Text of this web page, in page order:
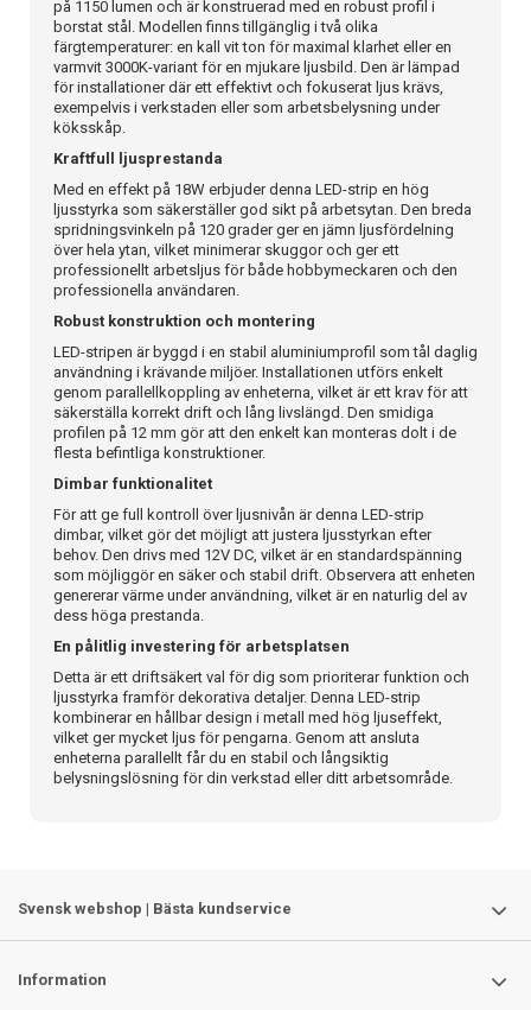
på 1150 lumen och är konstruerad med en robust profil i
borstat stål. Modellen finns tillgänglig i två olika
färgtemperaturer: en kall vit ton för maximal klarhet eller en
varmvit 3000K-variant för en mjukare ljusbild. Den är lämpad
för installationer där ett effektivt och fokuserat ljus krävs,
exempelvis i verkstaden eller som arbetsbelysning under
köksskåp.
Kraftfull ljusprestanda
Med en effekt på 18W erbjuder denna LED-strip en hög
ljusstyrka som säkerställer god sikt på arbetsytan. Den breda
spridningsvinkeln på 120 grader ger en jämn ljusfördelning
över hela ytan, vilket minimerar skuggor och ger ett
professionellt arbetsljus för både hobbymeckaren och den
professionella användaren.
Robust konstruktion och montering
LED-stripen är byggd i en stabil aluminiumprofil som tål daglig
användning i krävande miljöer. Installationen utförs enkelt
genom parallellkoppling av enheterna, vilket är ett krav för att
säkerställa korrekt drift och lång livslängd. Den smidiga
profilen på 12 mm gör att den enkelt kan monteras dolt i de
flesta befintliga konstruktioner.
Dimbar funktionalitet
För att ge full kontroll över ljusnivån är denna LED-strip
dimbar, vilket gör det möjligt att justera ljusstyrkan efter
behov. Den drivs med 12V DC, vilket är en standardspänning
som möjliggör en säker och stabil drift. Observera att enheten
genererar värme under användning, vilket är en naturlig del av
dess höga prestanda.
En pålitlig investering för arbetsplatsen
Detta är ett driftsäkert val för dig som prioriterar funktion och
ljusstyrka framför dekorativa detaljer. Denna LED-strip
kombinerar en hållbar design i metall med hög ljuseffekt,
vilket ger mycket ljus för pengarna. Genom att ansluta
enheterna parallellt får du en stabil och långsiktig
belysningslösning för din verkstad eller ditt arbetsområde.
Svensk webshop | Bästa kundservice
Information